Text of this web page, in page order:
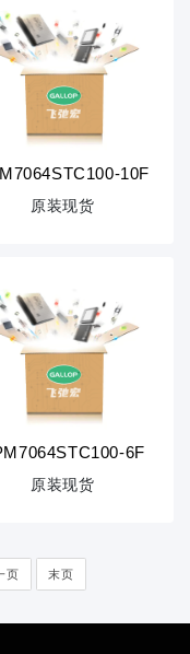
10F
原装现货
6F
原装现货
页 末页